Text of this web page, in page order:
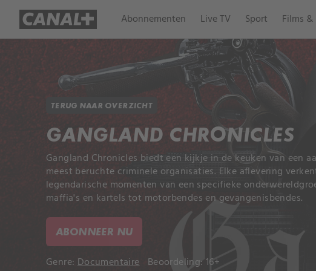
Abonnementen Live TV Sport Films &
TERUG NAAR OVERZICHT
GANGLAND CHRONICLES
Gangland Chronicles biedt een kijkje in de keuken van een
meest beruchte criminele organisaties. Elke aflevering
legendarische momenten van een specifieke
maffia's en kartels tot motorbendes en gevangenisbendes.
ABONNEER NU
Genre: Documentaire Beoordeling: 16+